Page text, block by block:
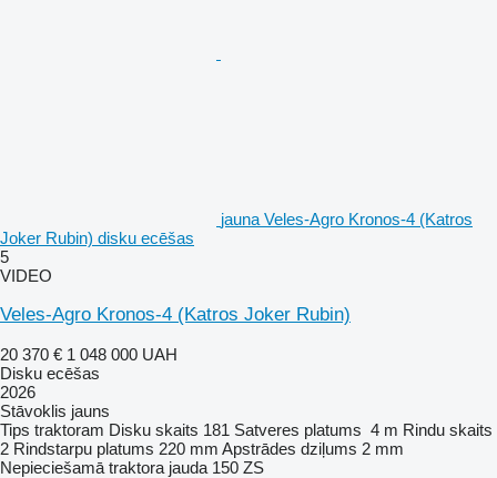
jauna Veles-Agro Kronos-4 (Katros
Joker Rubin) disku ecēšas
5
VIDEO
Veles-Agro Kronos-4 (Katros Joker Rubin)
20 370 € 1 048 000 UAH
Disku ecēšas
2026
Stāvoklis jauns
Tips traktoram Disku skaits 181 Satveres platums 4 m Rindu skaits
2 Rindstarpu platums 220 mm Apstrādes dziļums 2 mm
Nepieciešamā traktora jauda 150 ZS